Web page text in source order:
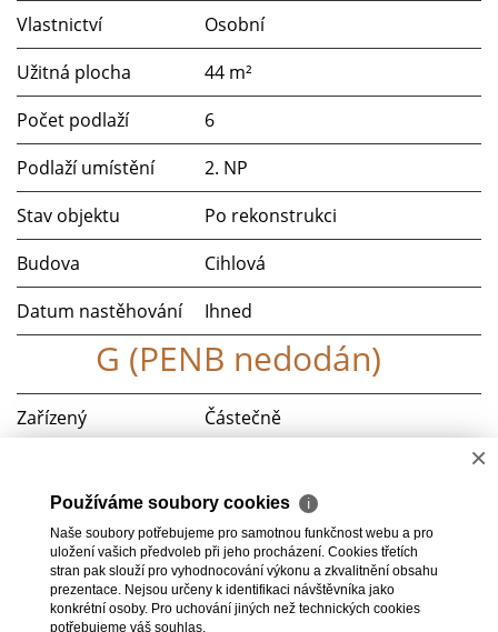
Vlastnictví
Osobní
Užitná plocha
44 m²
Počet podlaží
6
Podlaží umístění
2. NP
Stav objektu
Po rekonstrukci
Budova
Cihlová
Datum nastěhování
Ihned
G (PENB nedodán)
Zařízený
Částečně
Telekomunikace
Internet
Doprava
MHD
×
Používáme soubory cookies ℹ
Naše soubory potřebujeme pro samotnou funkčnost webu a pro
uložení vašich předvoleb při jeho procházení. Cookies třetích
stran pak slouží pro vyhodnocování výkonu a zkvalitnění obsahu
prezentace. Nejsou určeny k identifikaci návštěvníka jako
konkrétní osoby. Pro uchování jiných než technických cookies
potřebujeme váš souhlas.